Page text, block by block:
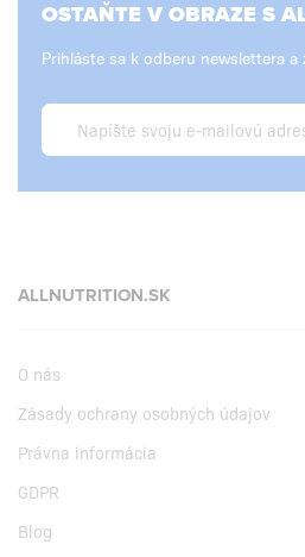
OSTAŇTE V OBRAZE S
Prihláste sa k odberu newslettera a
ALLNUTRITION.SK
O nás
Zásady ochrany osobných údajov
Právna informácia
GDPR
Blog